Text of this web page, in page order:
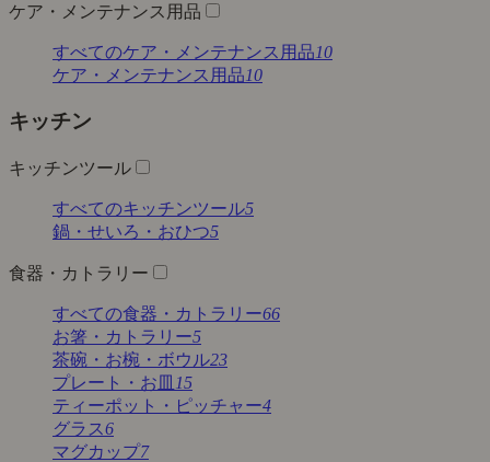
ケア・メンテナンス用品
すべてのケア・メンテナンス用品10
ケア・メンテナンス用品10
キッチン
キッチンツール
すべてのキッチンツール5
鍋・せいろ・おひつ5
食器・カトラリー
すべての食器・カトラリー66
お箸・カトラリー5
茶碗・お椀・ボウル23
プレート・お皿 15
ティーポット・ピッチャー4
グラス6
マグカップ7